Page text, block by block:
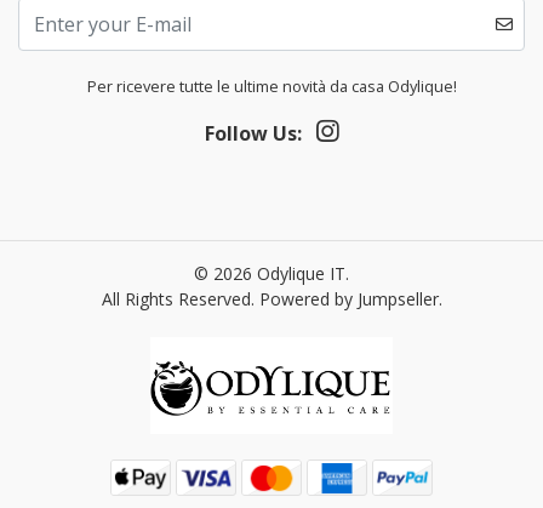
Per ricevere tutte le ultime novità da casa Odylique!
Follow Us:
© 2026 Odylique IT.
All Rights Reserved. Powered by Jumpseller.